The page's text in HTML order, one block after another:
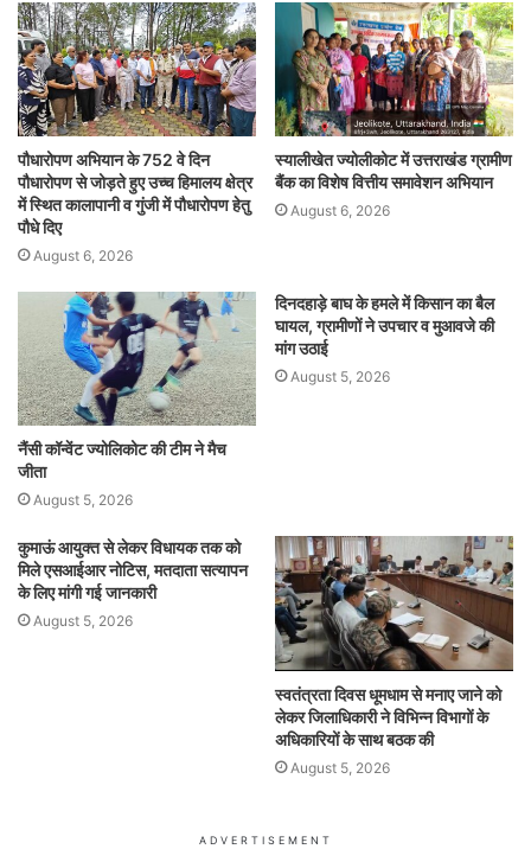
पौधारोपण अभियान के 752 वे दिन
पौधारोपण से जोड़ते हुए उच्च हिमालय क्षेत्र
में स्थित कालापानी व गुंजी में पौधारोपण हेतु
पौधे दिए
August 6, 2026
स्यालीखेत ज्योलीकोट में उत्तराखंड ग्रामीण
बैंक का विशेष वित्तीय समावेशन अभियान
August 6, 2026
नैंसी कॉन्वेंट ज्योलिकोट की टीम ने मैच
जीता
August 5, 2026
दिनदहाड़े बाघ के हमले में किसान का बैल
घायल, ग्रामीणों ने उपचार व मुआवजे की
मांग उठाई
August 5, 2026
कुमाऊं आयुक्त से लेकर विधायक तक को
मिले एसआईआर नोटिस, मतदाता सत्यापन
के लिए मांगी गई जानकारी
August 5, 2026
स्वतंत्रता दिवस धूमधाम से मनाए जाने को
लेकर जिलाधिकारी ने विभिन्न विभागों के
अधिकारियों के साथ बठक की
August 5, 2026
ADVERTISEMENT